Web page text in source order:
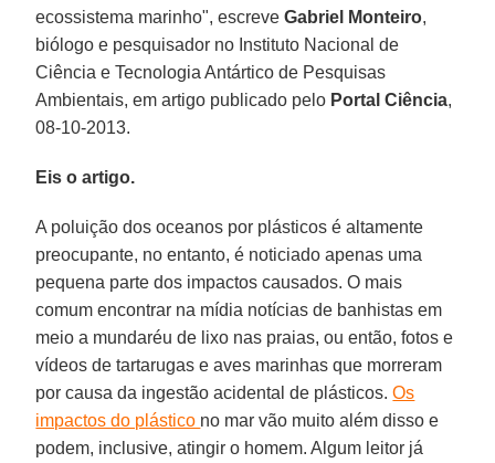
ecossistema marinho", escreveGabriel Monteiro,
biólogo e pesquisador no Instituto Nacional de
Ciência e Tecnologia Antártico de Pesquisas
Ambientais, em artigo publicado pelo Portal Ciência,
08-10-2013.
Eis o artigo.
A poluição dos oceanos por plásticos é altamente
preocupante, no entanto, é noticiado apenas uma
pequena parte dos impactos causados. O mais
comum encontrar na mídia notícias de banhistas em
meio a mundaréu de lixo nas praias, ou então, fotos e
vídeos de tartarugas e aves marinhas que morreram
por causa da ingestão acidental de plásticos.Os
impactos do plástico no mar vão muito além disso e
podem, inclusive, atingir o homem. Algum leitor já